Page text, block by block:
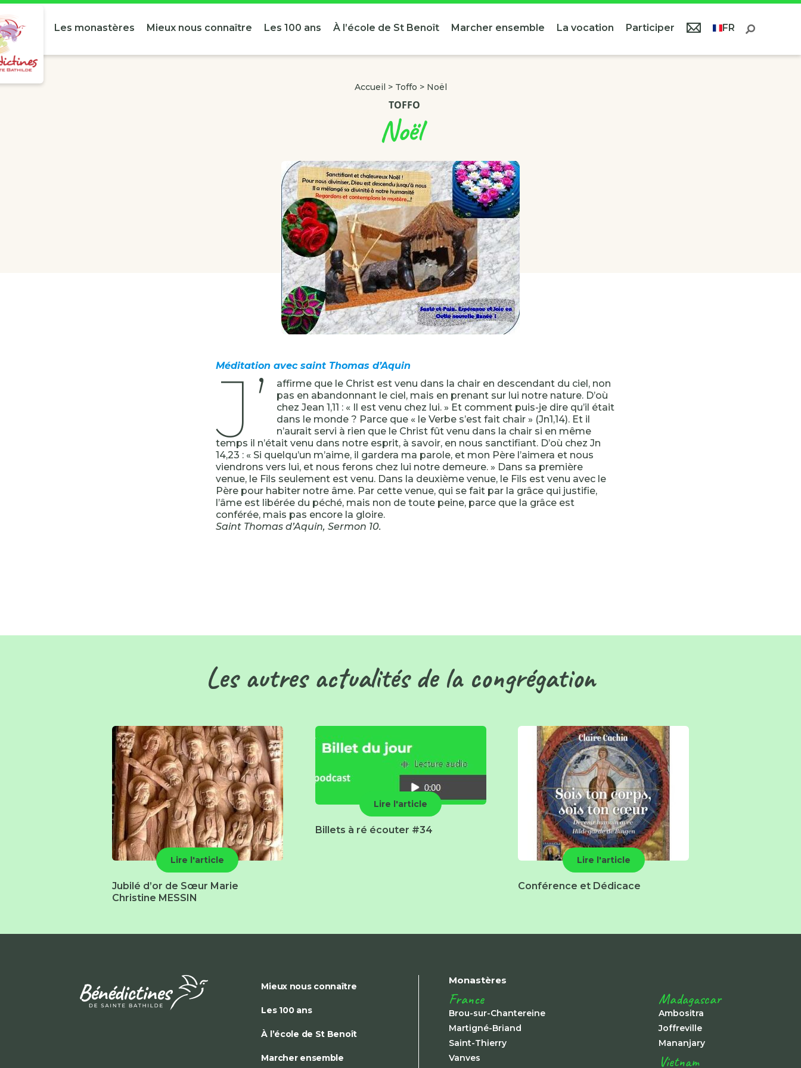
Les monastères Mieux nous connaître Les 100 ans À l’école de St Benoît Marcher ensemble La vocation Participer FR
Accueil > Toffo > Noël
TOFFO
Noël
Méditation avec saint Thomas d’Aquin
J’
affirme que le Christ est venu dans la chair en descendant du ciel, non
pas en abandonnant le ciel, mais en prenant sur lui notre nature. D’où
chez Jean 1,11 : « Il est venu chez lui. » Et comment puis-je dire qu’il était
dans le monde ? Parce que « le Verbe s’est fait chair » (Jn1,14). Et il
n’aurait servi à rien que le Christ fût venu dans la chair si en même
temps il n’était venu dans notre esprit, à savoir, en nous sanctifiant. D’où chez Jn
14,23 : « Si quelqu’un m’aime, il gardera ma parole, et mon Père l’aimera et nous
viendrons vers lui, et nous ferons chez lui notre demeure. » Dans sa première
venue, le Fils seulement est venu. Dans la deuxième venue, le Fils est venu avec le
Père pour habiter notre âme. Par cette venue, qui se fait par la grâce qui justifie,
l’âme est libérée du péché, mais non de toute peine, parce que la grâce est
conférée, mais pas encore la gloire.
Saint Thomas d’Aquin, Sermon 10.
Les autres actualités de la congrégation
Lire l'article
Jubilé d’or de Sœur Marie
Christine MESSIN
Lire l'article
Billets à ré écouter #34
Lire l'article
Conférence et Dédicace
Mieux nous connaître
Les 100 ans
À l’école de St Benoît
Marcher ensemble
Monastères
France
Brou-sur-Chantereine
Martigné-Briand
Saint-Thierry
Vanves
Madagascar
Ambositra
Joffreville
Mananjary
Vietnam